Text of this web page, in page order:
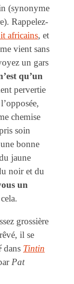
(synonyme
Rappelez-
africains, et
vient sans
un gars
qu’un
pervertie
chemise
soin
bonne
jaune
noir et du
un
grossière
il se
dans Tintin
Pat